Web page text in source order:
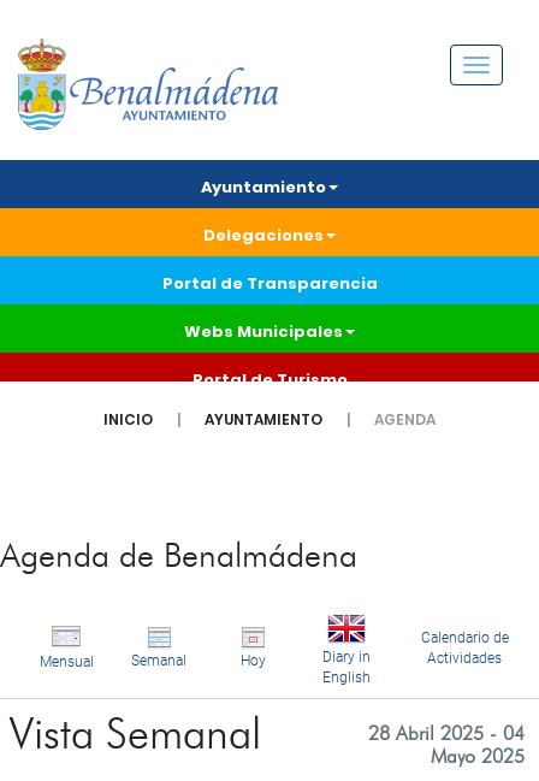
Menú
Ayuntamiento
Delegaciones
Portal de Transparencia
Webs Municipales
Portal de Turismo
INICIO AYUNTAMIENTO AGENDA
Agenda de Benalmádena
Mensual Semanal Hoy
Diary in
English
Calendario de
Actividades
Vista Semanal
28 Abril 2025 - 04
Mayo 2025